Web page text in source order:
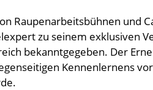
Raupenarbeitsbühnen und
zu seinem exklusiven
bekanntgegeben. Der
Kennenlernens